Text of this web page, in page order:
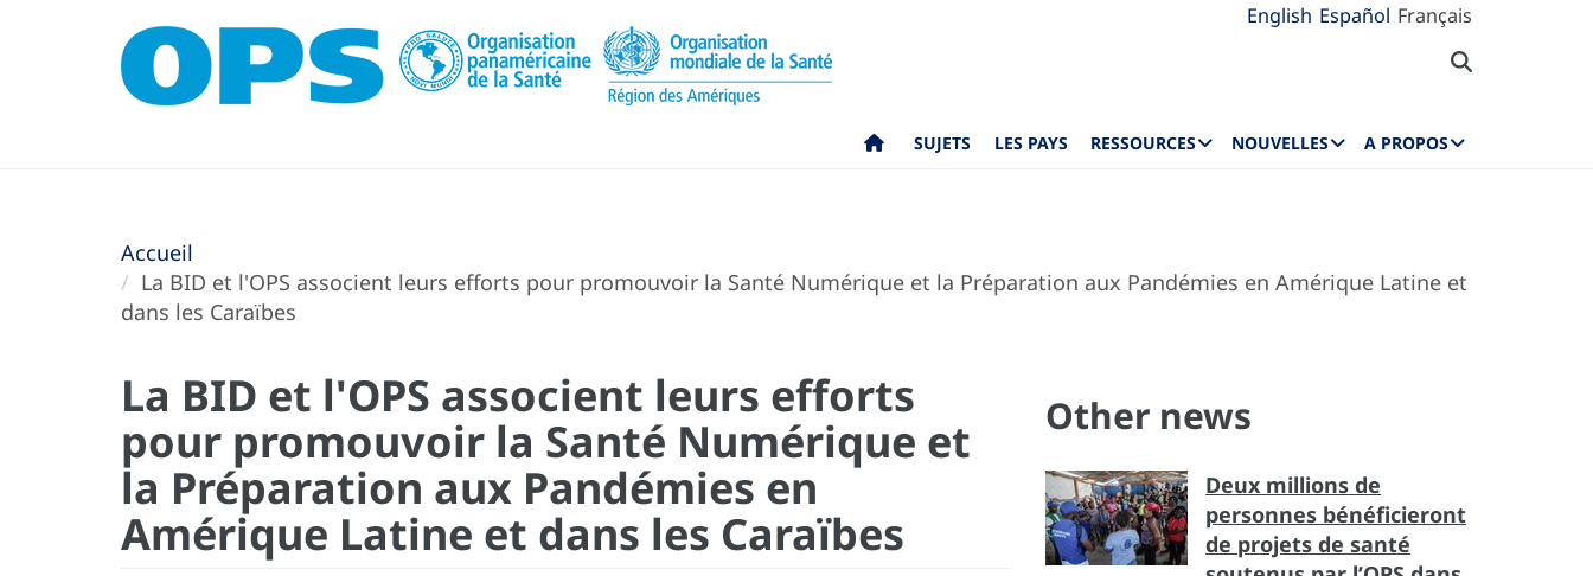
English Español Français
SUJETS LES PAYS RESSOURCES NOUVELLES A PROPOS
Accueil
La BID et l'OPS associent leurs efforts pour promouvoir la Santé Numérique et la Préparation aux Pandémies en Amérique Latine et
dans les Caraïbes
La BID et l'OPS associent leurs efforts
pour promouvoir la Santé Numérique et
la Préparation aux Pandémies en
Amérique Latine et dans les Caraïbes
Other news
Deux millions de
personnes bénéficieront
de projets de santé